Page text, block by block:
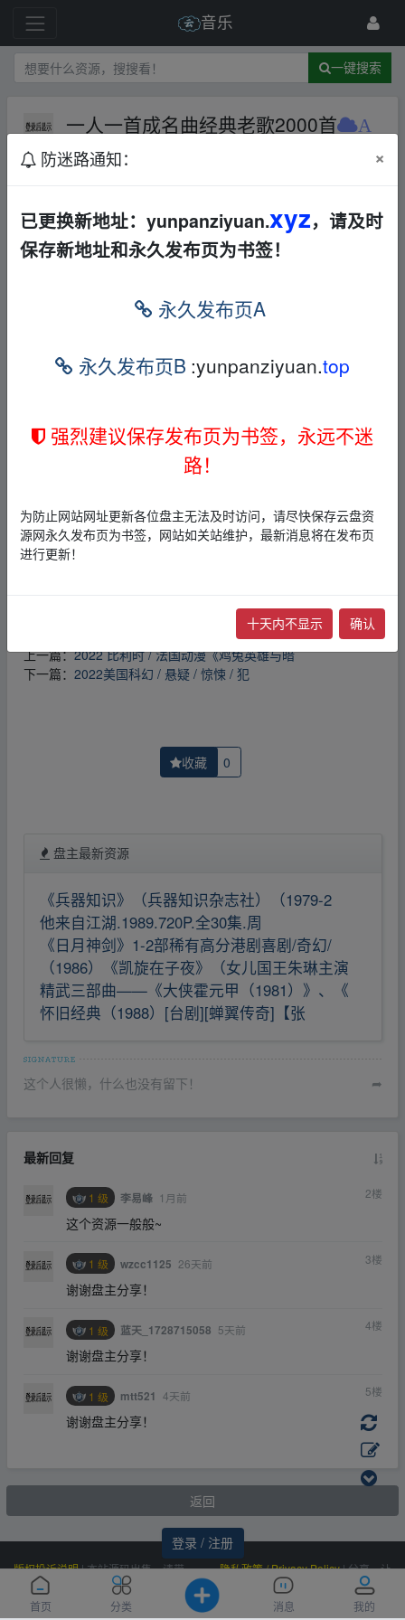
首页 分类 消息 我的
登录 / 注册
音乐
一键搜索
一人一首成名曲经典老歌2000首
A
L 华语
▂fr om w﹏ww.y_un▪pan zi▂yu_an.xy z
本帖含有隐藏内容，请您 回复 后查看
1，本站所有内容均为站内网盘爱好者分享发布的网盘链接
本站不存储任何实质资源数据
2，本文内容仅代表作者本人观点，不代表本网站立场，作
3，本文内所有链接指向的云盘网盘资源，其版权归版权方
所有！其实际管理权为帖子发布者所有，本站无法操作相
关资源。
在侵权后，立即删除相关介绍帖子！
上一篇：2022 比利时 / 法国动漫《鸡兔英雄与暗
下一篇： 2022美国科幻 / 悬疑 / 惊悚 / 犯
收藏 0
盘主最新资源
《兵器知识》（兵器知识杂志社）（1979-2
他来自江湖.1989.720P.全30集.周
《日月神剑》1-2部稀有高分港剧喜剧/奇幻/
（1986）《凯旋在子夜》（女儿国王朱琳主演
精武三部曲——《大侠霍元甲（1981）》、《
怀旧经典（1988）[台剧][蝉翼传奇]【张
这个人很懒，什么也没有留下！ ➦
最新回复
1 级 李易峰 1月前 2楼
这个资源一般般~
1 级 wzcc1125 26天前 3楼
谢谢盘主分享！
1 级 蓝天_1728715058 5天前 4楼
谢谢盘主分享！
1 级 mtt521 4天前 5楼
谢谢盘主分享！
返回
版权投诉说明|本站源码出售，请带
价邮箱联系，非诚勿扰！
隐私政策 / Privacy Policy|分享，让
资源更有价值！
Powered by
云盘资源网|
(Contact Us)：
|Processed: 0.107, SQL:
49|感谢恒创科技赞助
防迷路通知： ×
已更换新地址：yunpanziyuan.xyz，请及时
保存新地址和永久发布页为书签！
永久发布页A
永久发布页B :yunpanziyuan.top
强烈建议保存发布页为书签，永远不迷
路！
为防止网站网址更新各位盘主无法及时访问，请尽快保存云盘资
源网永久发布页为书签，网站如关站维护，最新消息将在发布页
进行更新！
十天内不显示 确认